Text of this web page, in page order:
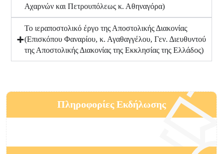
Αχαρνών και Πετρουπόλεως κ. Αθηναγόρα)
Το ιεραποστολικό έργο της Αποστολικής Διακονίας
(Επισκόπου Φαναρίου, κ. Αγαθαγγέλου, Γεν. Διευθυντού
της Αποστολικής Διακονίας της Εκκλησίας της Ελλάδος)
Πληροφορίες Εκδήλωσης